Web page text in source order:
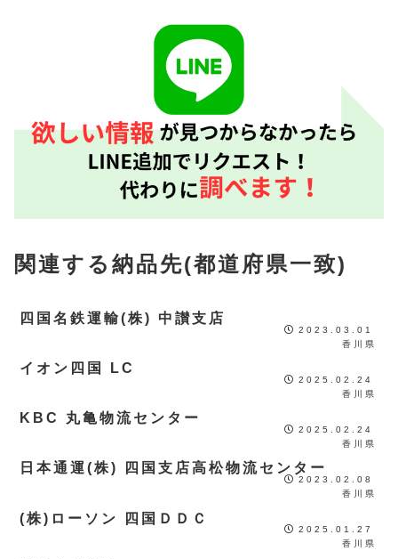
関連する納品先(都道府県一致)
四国名鉄運輸(株) 中讃支店
2023.03.01
香川県
イオン四国 LC
2025.02.24
香川県
KBC 丸亀物流センター
2025.02.24
香川県
日本通運(株) 四国支店高松物流センター
2023.02.08
香川県
(株)ローソン 四国ＤＤＣ
2025.01.27
香川県